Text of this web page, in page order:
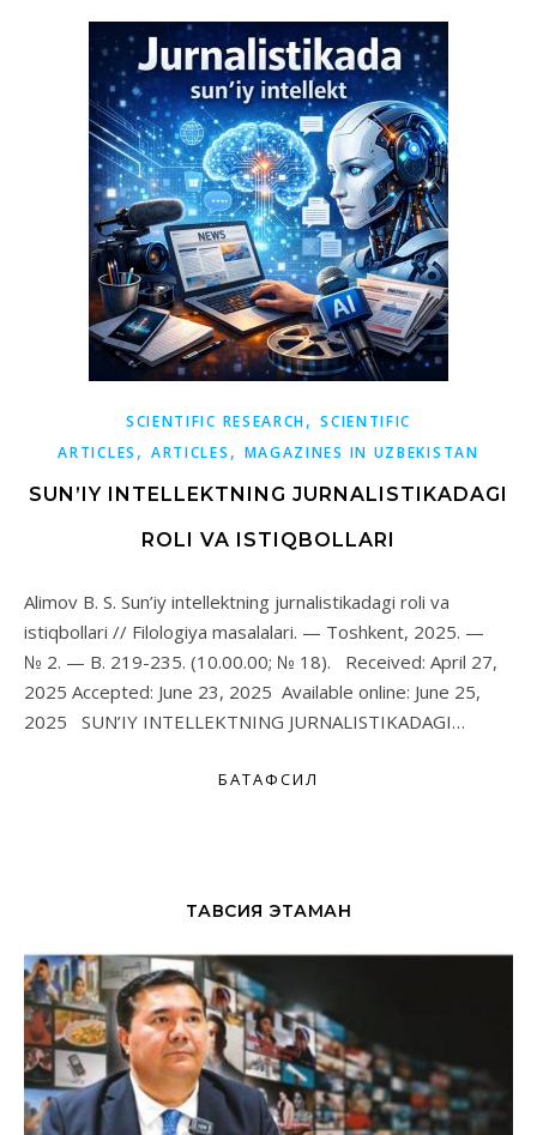
SCIENTIFIC RESEARCH,SCIENTIFIC
ARTICLES , ARTICLES , MAGAZINES IN UZBEKISTAN
SUN’IY INTELLEKTNING JURNALISTIKADAGI
ROLI VA ISTIQBOLLARI
Alimov B. S. Sun’iy intellektning jurnalistikadagi roli va
istiqbollari // Filologiya masalalari. — Toshkent, 2025. —
№ 2. — B. 219-235. (10.00.00; № 18). Received: April 27,
2025 Accepted: June 23, 2025 Available online: June 25,
2025 SUN’IY INTELLEKTNING JURNALISTIKADAGI…
БАТАФСИЛ
ТАВСИЯ ЭТАМАН